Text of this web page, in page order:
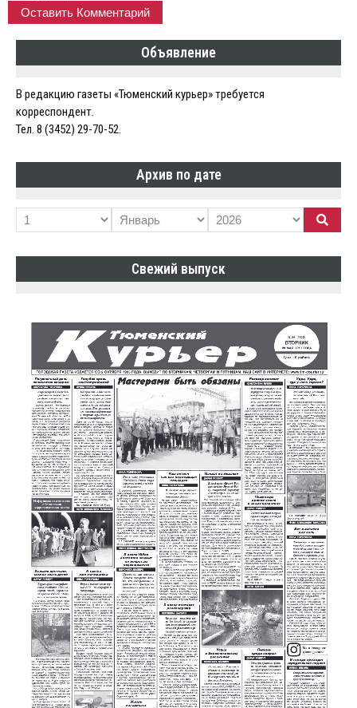
Объявление
В редакцию газеты «Тюменский курьер» требуется
корреспондент.
Тел. 8 (3452) 29-70-52.
Архив по дате
Свежий выпуск